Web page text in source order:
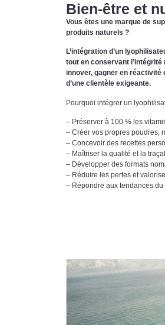
Bien-être et
Vous êtes une marque de
produits naturels ?
L’intégration d’un
tout en conservant
innover, gagner en réactivité
d’une clientèle exigeante.
Pourquoi intégrer un
– Préserver à 100 % les
– Créer vos propres poudres,
– Concevoir des recettes
– Maîtriser la qualité et la
– Développer des formats
– Réduire les pertes et
– Répondre aux tendances